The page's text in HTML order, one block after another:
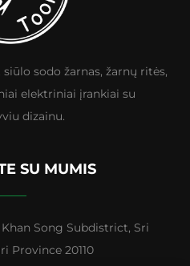
sodo žarnas, žarnų ritės,
elektriniai įrankiai su
dizainu.
SU MUMIS
Song Subdistrict, Sri
Province 20110